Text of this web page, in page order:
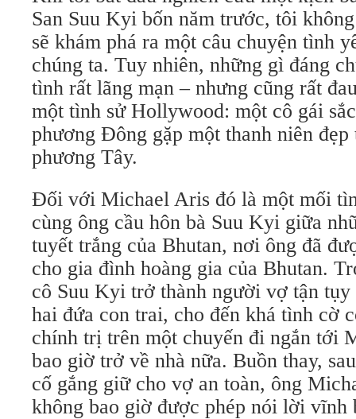
San Suu Kyi bốn năm trước, tôi
sẽ khám phá ra một câu chuyện tình
chúng ta. Tuy nhiên, những gì đáng
tình rất lãng mạn – nhưng cũng rất
một tình sử Hollywood: một cô gái
phương Đông gặp một thanh niên
phương Tây.
Đối với Michael Aris đó là một mối
cùng ông cầu hôn bà Suu Kyi giữa
tuyết trắng của Bhutan, nơi ông đã
cho gia đình hoàng gia của Bhutan.
cô Suu Kyi trở thành người vợ tận tụy
hai đứa con trai, cho đến khá tình cờ
chính trị trên một chuyến đi ngắn tới
bao giờ trở về nhà nữa. Buồn thay,
cố gắng giữ cho vợ an toàn, ông
không bao giờ được phép nói lời vĩnh